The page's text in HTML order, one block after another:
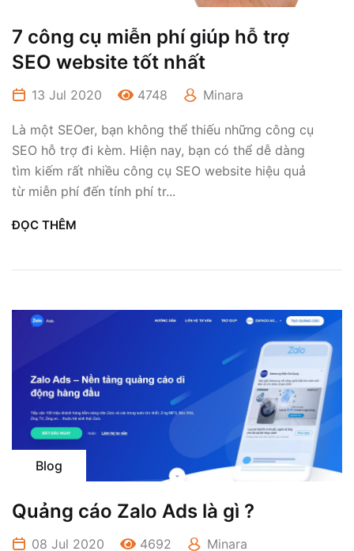
7 công cụ miễn phí giúp hỗ trợ
SEO website tốt nhất
13 Jul 2020 4748 Minara
Là một SEOer, bạn không thể thiếu những công cụ
SEO hỗ trợ đi kèm. Hiện nay, bạn có thể dễ dàng
tìm kiếm rất nhiều công cụ SEO website hiệu quả
từ miễn phí đến tính phí tr...
ĐỌC THÊM
Blog
Quảng cáo Zalo Ads là gì ?
08 Jul 2020 4692 Minara